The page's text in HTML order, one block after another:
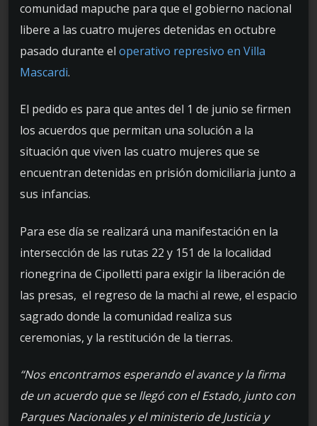
comunidad mapuche para que el gobierno nacional
libere a las cuatro mujeres detenidas en octubre
pasado durante el operativo represivo en Villa
Mascardi.
El pedido es para que antes del 1 de junio se firmen
los acuerdos que permitan una solución a la
situación que viven las cuatro mujeres que se
encuentran detenidas en prisión domiciliaria junto a
sus infancias.
Para ese día se realizará una manifestación en la
intersección de las rutas 22 y 151 de la localidad
rionegrina de Cipolletti para exigir la liberación de
las presas, el regreso de la machi al rewe, el espacio
sagrado donde la comunidad realiza sus
ceremonias, y la restitución de la tierras.
“Nos encontramos esperando el avance y la firma
de un acuerdo que se llegó con el Estado, junto con
Parques Nacionales y el ministerio de Justicia y